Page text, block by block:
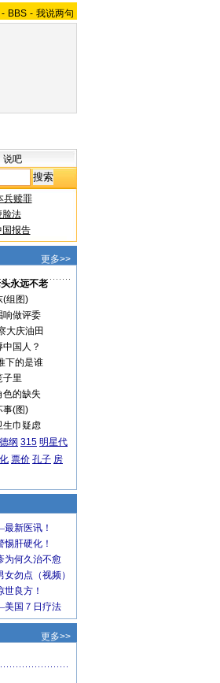
- BBS - 我说两句
说吧
兵赎罪
脸法
国报告
更多>>
永远不老
(组图)
响做评委
大庆油田
国人？
下的是谁
子里
色的缺失
事(图)
生巾疑虑
纲 315 明星代
票价 孔子 房
更多>>